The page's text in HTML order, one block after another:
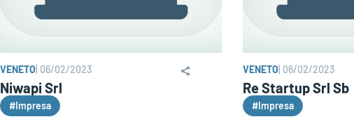
VENETO 06/02/2023
Niwapi Srl
#Impresa
VENETO 06/02/2023
Re Startup Srl Sb
#Impresa